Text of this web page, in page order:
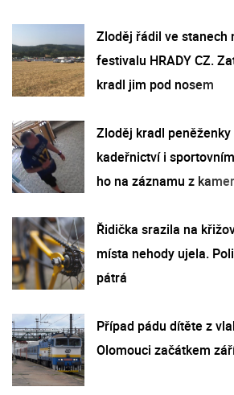
Zloděj řádil ve stanech
festivalu HRADY CZ.
kradl jim pod nosem
Zloděj kradl
kadeřnictví i
ho na záznamu z
Řidička srazila na
místa nehody ujela.
pátrá
Případ pádu dítěte z
Olomouci začátkem